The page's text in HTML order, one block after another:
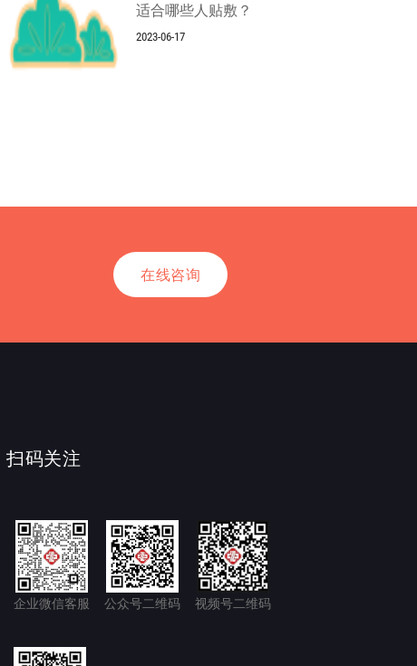
适合哪些人贴敷？
2023-06-17
在线咨询
扫码关注
企业微信客服 公众号二维码 视频号二维码